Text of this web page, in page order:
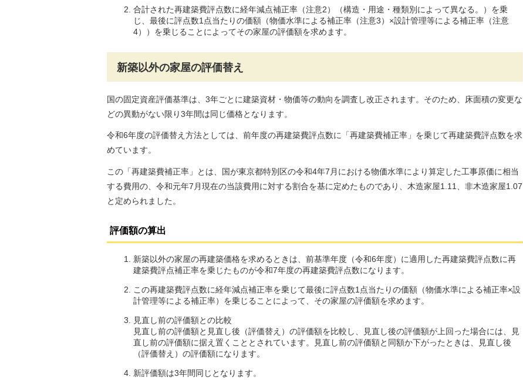
合計された再建築費評点数に経年減点補正率（注意2）（構造・用途・種類別によって異なる。）を乗
じ、最後に評点数1点当たりの価額（物価水準による補正率（注意3）×設計管理等による補正率（注意
4））を乗じることによってその家屋の評価額を求めます。
新築以外の家屋の評価替え
国の固定資産評価基準は、3年ごとに建築資材・物価等の動向を調査し改正されます。そのため、床面積の変更な
どの異動がない限り3年間は同じ価格となります。
令和6年度の評価替え方法としては、前年度の再建築費評点数に「再建築費補正率」を乗じて再建築費評点数を求
めています。
この「再建築費補正率」とは、国が東京都特別区の令和4年7月における物価水準により算定した工事原価に相当
する費用の、令和元年7月現在の当該費用に対する割合を基に定めたものであり、木造家屋1.11、非木造家屋1.07
と定められました。
評価額の算出
新築以外の家屋の再建築価格を求めるときは、前基準年度（令和6年度）に適用した再建築費評点数に再
建築費評点補正率を乗じたものが令和7年度の再建築費評点数になります。
この再建築費評点数に経年減点補正率を乗じて最後に評点数1点当たりの価額（物価水準による補正率×設
計管理等による補正率）を乗じることによって、その家屋の評価額を求めます。
見直し前の評価額との比較
見直し前の評価額と見直し後（評価替え）の評価額を比較し、見直し後の評価額が上回った場合には、見
直し前の評価額に据え置くこととされています。見直し前の評価額と同額か下がったときは、見直し後
（評価替え）の評価額になります。
新評価額は3年間同じとなります。